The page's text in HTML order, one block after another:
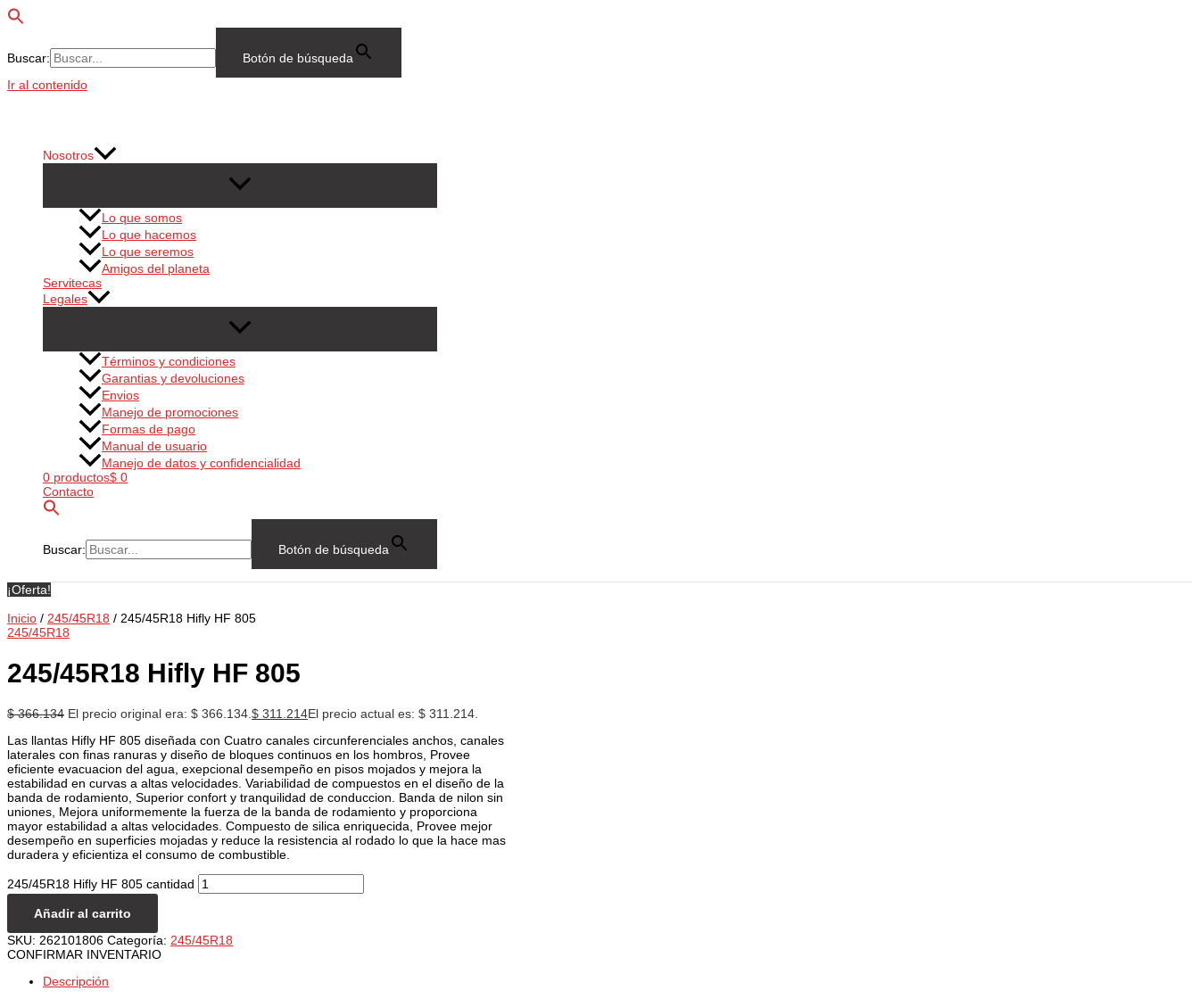
Buscar:
Botón de búsqueda
Ir al contenido
Nosotros
Lo que somos
Lo que hacemos
Lo que seremos
Amigos del planeta
Servitecas
Legales
Términos y condiciones
Garantias y devoluciones
Envios
Manejo de promociones
Formas de pago
Manual de usuario
Manejo de datos y confidencialidad
0 productos$ 0
Contacto
Buscar: Botón de búsqueda
¡Oferta!
Inicio / 245/45R18 / 245/45R18 Hifly HF 805
245/45R18
245/45R18 Hifly HF 805
$366.134 El precio original era: $ 366.134. $ 311.214El precio actual es: $ 311.214.
Las llantas Hifly HF 805 diseñada con Cuatro canales circunferenciales anchos, canales
laterales con finas ranuras y diseño de bloques continuos en los hombros, Provee
eficiente evacuacion del agua, exepcional desempeño en pisos mojados y mejora la
estabilidad en curvas a altas velocidades. Variabilidad de compuestos en el diseño de la
banda de rodamiento, Superior confort y tranquilidad de conduccion. Banda de nilon sin
uniones, Mejora uniformemente la fuerza de la banda de rodamiento y proporciona
mayor estabilidad a altas velocidades. Compuesto de silica enriquecida, Provee mejor
desempeño en superficies mojadas y reduce la resistencia al rodado lo que la hace mas
duradera y eficientiza el consumo de combustible.
245/45R18 Hifly HF 805 cantidad
Añadir al carrito
SKU: 262101806 Categoría: 245/45R18
CONFIRMAR INVENTARIO
Descripción